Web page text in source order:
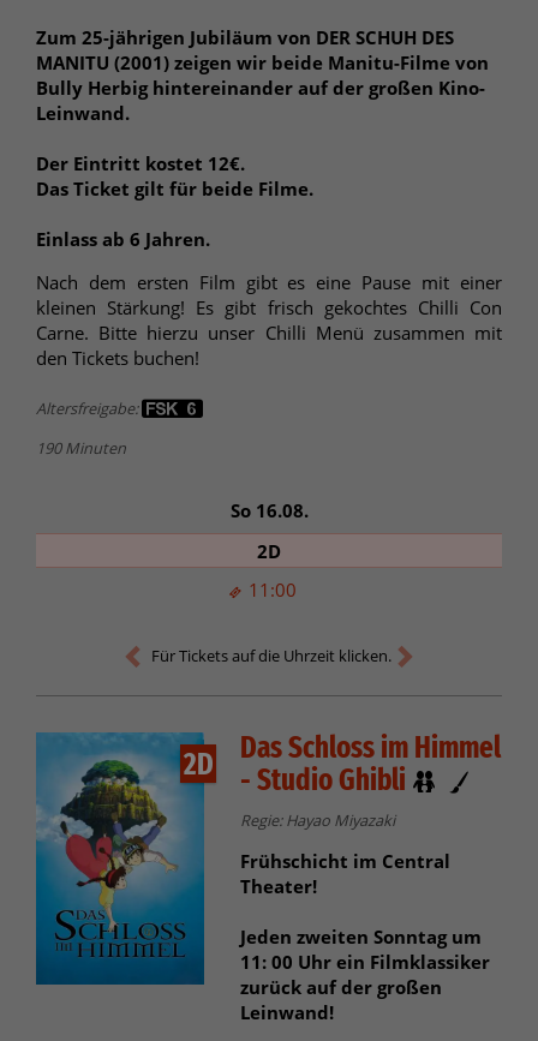
Zum 25-jährigen Jubiläum von DER SCHUH DES
MANITU (2001) zeigen wir beide Manitu-Filme von
Bully Herbig hintereinander auf der großen Kino-
Leinwand.
Der Eintritt kostet 12€.
Das Ticket gilt für beide Filme.
Einlass ab 6 Jahren.
Nach dem ersten Film gibt es eine Pause mit einer
kleinen Stärkung! Es gibt frisch gekochtes Chilli Con
Carne. Bitte hierzu unser Chilli Menü zusammen mit
den Tickets buchen!
Altersfreigabe:
190 Minuten
So 16.08.
11:00
2D
Für Tickets auf die Uhrzeit klicken.
2D
Das Schloss im Himmel
- Studio Ghibli
Regie: Hayao Miyazaki
Frühschicht im Central
Theater!
Jeden zweiten Sonntag um
11: 00 Uhr ein Filmklassiker
zurück auf der großen
Leinwand!